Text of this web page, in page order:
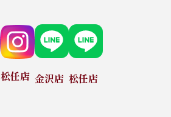
松任店 金沢店 松任店